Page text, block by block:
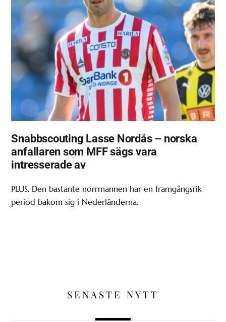
Snabbscouting Lasse Nordås – norska
anfallaren som MFF sägs vara
intresserade av
PLUS. Den bastante norrmannen har en framgångsrik
period bakom sig i Nederländerna.
SENASTE NYTT